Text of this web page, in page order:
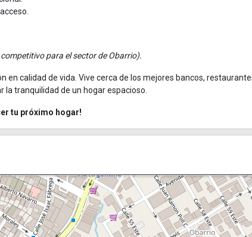
para el sector de Obarrio).
en calidad de vida. Vive cerca de los mejores bancos,
tranquilidad de un hogar espacioso.
tu próximo hogar!